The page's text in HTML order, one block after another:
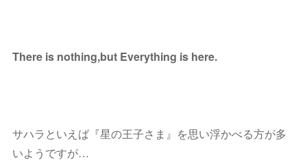
There is nothing,but Everything is here.
サハラといえば『星の王子さま』を思い浮かべる方が多
いようですが…